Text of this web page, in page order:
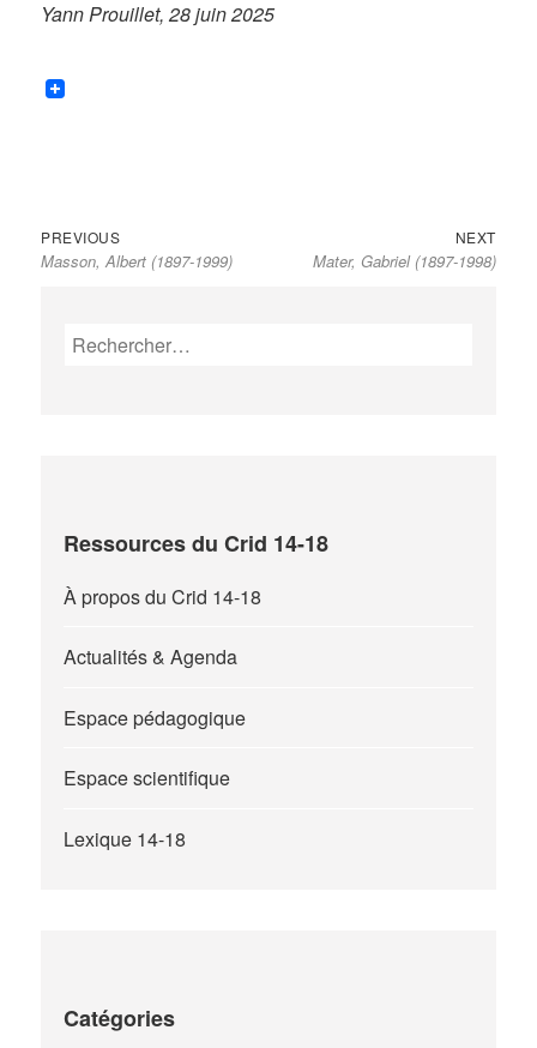
Yann Prouillet, 28 juin 2025
Navigation
de
PREVIOUSPrevious
post:
Masson, Albert (1897-1999)
NEXTNext
post:
Mater, Gabriel (1897-1998)
Rechercher :
Ressources du Crid 14-18
À propos du Crid 14-18
Actualités & Agenda
Espace pédagogique
Espace scientifique
Lexique 14-18
Catégories